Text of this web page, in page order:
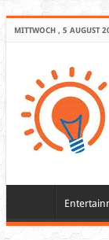
MITTWOCH , 5 AUGUST